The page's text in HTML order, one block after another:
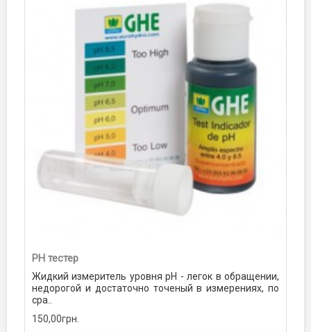
PH тестер
Жидкий измеритель уровня рН - легок в обращении,
недорогой и достаточно точеный в измерениях, по
сра..
150,00грн.